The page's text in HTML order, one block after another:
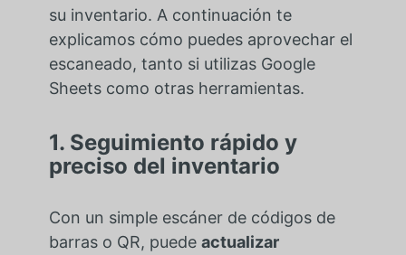
su inventario. A continuación te
explicamos cómo puedes aprovechar el
escaneado, tanto si utilizas Google
Sheets como otras herramientas.
1. Seguimiento rápido y
preciso del inventario
Con un simple escáner de códigos de
barras o QR, puede actualizar